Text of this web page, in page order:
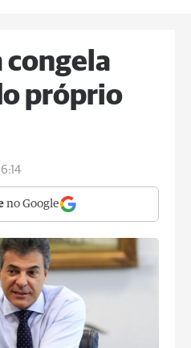
congela
próprio
no Google